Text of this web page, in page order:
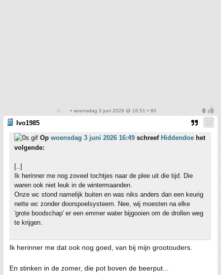
• woensdag 3 juni 2026 @ 16:51 • 60
Ivo1985
Op woensdag 3 juni 2026 16:49 schreef Hiddendoe het
volgende:
[..]
Ik herinner me nog zoveel tochtjes naar de plee uit die tijd. Die
waren ook niet leuk in de wintermaanden.
Onze wc stond namelijk buiten en was niks anders dan een keurig
nette wc zonder doorspoelsysteem. Nee, wij moesten na elke
'grote boodschap' er een emmer water bijgooien om de drollen weg
te krijgen.
Ik herinner me dat ook nog goed, van bij mijn grootouders.
En stinken in de zomer, die pot boven de beerput...